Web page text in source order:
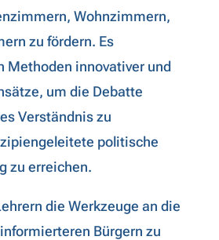
Wohnzimmern,
zu fördern. Es
Methoden innovativer und
um die Debatte
Verständnis zu
politische
zu erreichen.
die Werkzeuge an die
Bürgern zu